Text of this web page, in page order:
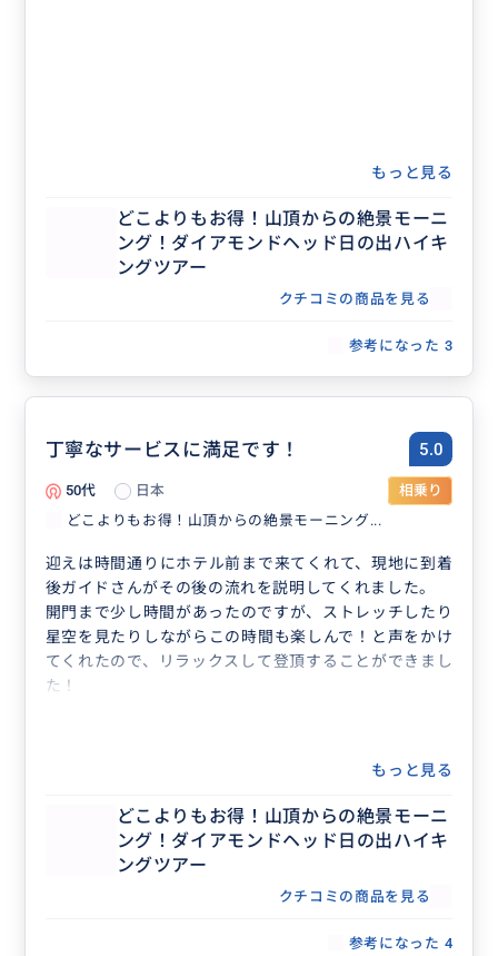
もっと見る
どこよりもお得！山頂からの絶景モーニ
ング！ダイアモンドヘッド日の出ハイキ
ングツアー
クチコミの商品を見る
参考になった 3
丁寧なサービスに満足です！ 5.0
50代 日本
相乗り
どこよりもお得！山頂からの絶景モーニング...
迎えは時間通りにホテル前まで来てくれて、現地に到着
後ガイドさんがその後の流れを説明してくれました。
開門まで少し時間があったのですが、ストレッチしたり
星空を見たりしながらこの時間も楽しんで！と声をかけ
てくれたので、リラックスして登頂することができまし
た！
もっと見る
どこよりもお得！山頂からの絶景モーニ
ング！ダイアモンドヘッド日の出ハイキ
ングツアー
クチコミの商品を見る
参考になった 4